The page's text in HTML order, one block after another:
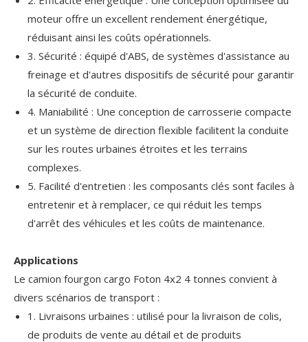
moteur offre un excellent rendement énergétique,
réduisant ainsi les coûts opérationnels.
3. Sécurité : équipé d'ABS, de systèmes d'assistance au
freinage et d'autres dispositifs de sécurité pour garantir
la sécurité de conduite.
4. Maniabilité : Une conception de carrosserie compacte
et un système de direction flexible facilitent la conduite
sur les routes urbaines étroites et les terrains
complexes.
5. Facilité d'entretien : les composants clés sont faciles à
entretenir et à remplacer, ce qui réduit les temps
d'arrêt des véhicules et les coûts de maintenance.
Applications
Le camion fourgon cargo Foton 4x2 4 tonnes convient à
divers scénarios de transport :
1. Livraisons urbaines : utilisé pour la livraison de colis,
de produits de vente au détail et de produits